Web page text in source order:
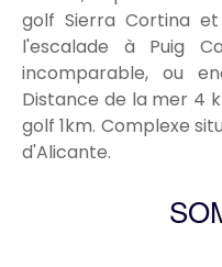
golf Sierra Cortina
l'escalade à Puig
incomparable, ou
Distance de la mer 4
golf 1km. Complexe
d'Alicante.